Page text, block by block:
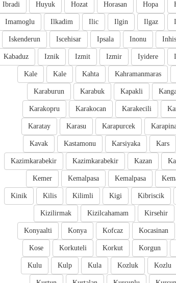
Hopa
Horasan
Hozat
Huyuk
Ibradi
Ilgaz
Ilgin
Ilic
Ilkadim
Imamoglu
Inonu
Ipsala
Iscehisar
Iskenderun
Iyidere
Izmir
Izmit
Iznik
Kabaduz
Kahramanmaras
Kahta
Kale
Kale
Kapakli
Karabuk
Karaburun
Karakecili
Karakocan
Karakopru
Karapurcek
Karasu
Karatay
Kars
Karsiyaka
Kastamonu
Kavak
Kazan
Kazimkarabekir
Kazimkarabekir
Kemalpasa
Kemalpasa
Kemer
Kibriscik
Kigi
Kilimli
Kilis
Kinik
Kirsehir
Kizilcahamam
Kizilirmak
Kocasinan
Kofcaz
Konya
Konyaalti
Korgun
Korkut
Korkuteli
Kose
Kozlu
Kozluk
Kula
Kulp
Kulu